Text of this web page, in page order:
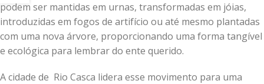
podem ser mantidas em urnas, transformadas em jóias,
introduzidas em fogos de artifício ou até mesmo plantadas
com uma nova árvore, proporcionando uma forma tangível
e ecológica para lembrar do ente querido.
A cidade de Rio Casca lidera esse movimento para uma